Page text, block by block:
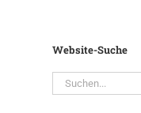
Website-Suche
Suche
nach: